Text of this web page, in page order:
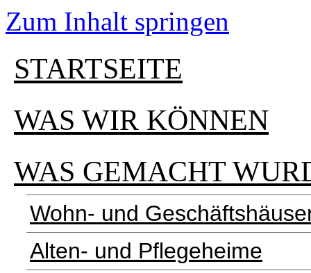
Zum Inhalt springen
STARTSEITE
WAS WIR KÖNNEN
WAS GEMACHT
Wohn- und
Alten- und Pflegeheime